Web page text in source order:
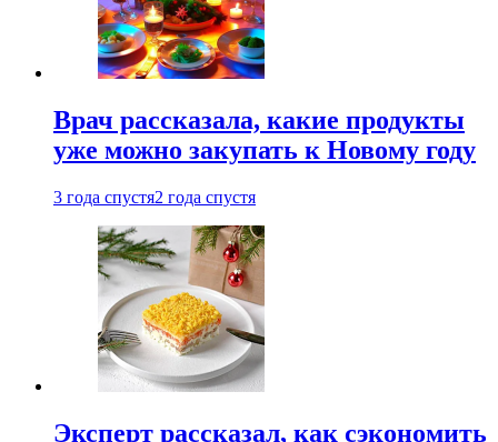
Врач рассказала, какие продукты
уже можно закупать к Новому году
3 года спустя2 года спустя
Эксперт рассказал, как сэкономить